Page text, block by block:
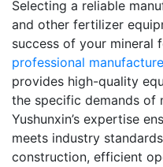
Selecting a reliable
and other fertilizer
success of your mineral
professional
provides high-quality
the specific demands of
Yushunxin’s expertise
meets industry
construction, efficient